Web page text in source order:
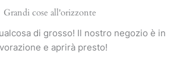
Grandi cose all'orizzonte
di grosso! Il nostro negozio è in
e aprirà presto!